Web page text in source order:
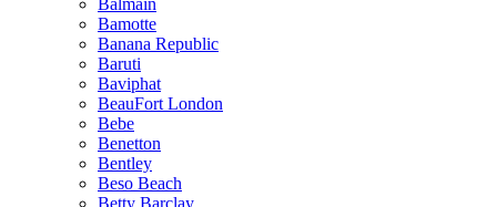
Balmain
Bamotte
Banana Republic
Baruti
Baviphat
BeauFort London
Bebe
Benetton
Bentley
Beso Beach
Betty Barclay